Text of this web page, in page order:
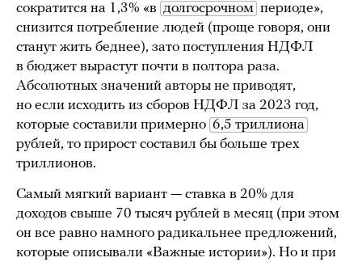
сократится на 1,3% «в долгосрочном периоде»,
снизится потребление людей (проще говоря, они
станут жить беднее), зато поступления НДФЛ
в бюджет вырастут почти в полтора раза.
Абсолютных значений авторы не приводят,
но если исходить из сборов НДФЛ за 2023 год,
которые составили примерно 6,5 триллиона
рублей, то прирост составил бы больше трех
триллионов.
Самый мягкий вариант — ставка в 20% для
доходов свыше 70 тысяч рублей в месяц (при этом
он все равно намного радикальнее предложений,
которые описывали «Важные истории»). Но и при